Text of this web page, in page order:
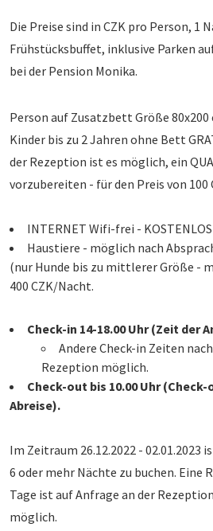
Die Preise sind in CZK pro Person, 1
Frühstücksbuffet, inklusive Parken
bei der Pension Monika.
Person auf Zusatzbett Größe
Kinder bis zu 2 Jahren ohne Bett
der Rezeption ist es möglich, ein
vorzubereiten - für den Preis von 100
INTERNET Wifi-frei - KOSTENLOS
Haustiere - möglich nach
(nur Hunde bis zu mittlerer Größe -
400 CZK/Nacht.
Check-in 14-18.00 Uhr (Zeit der
Andere Check-in Zeiten
Rezeption möglich.
Check-out bis 10.00 Uhr
Abreise).
Im Zeitraum 26.12.2022 - 02.01.2023
6 oder mehr Nächte zu buchen. Eine
Tage ist auf Anfrage an der
möglich.